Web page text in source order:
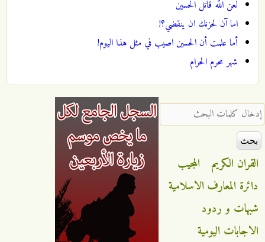
لعن الله قاتل الحسين
اما آن لحزنك ان ينقضي؟!
أما علمت أن الحسين اصيب في مثل هذا اليوم!
شهر محرم الحرام
‏إدخال كلمات البحث ‏
القران الكريم
المجيب
دائرة المعارف الاسلامية
شبهات و ردود
الاجابات اليومية